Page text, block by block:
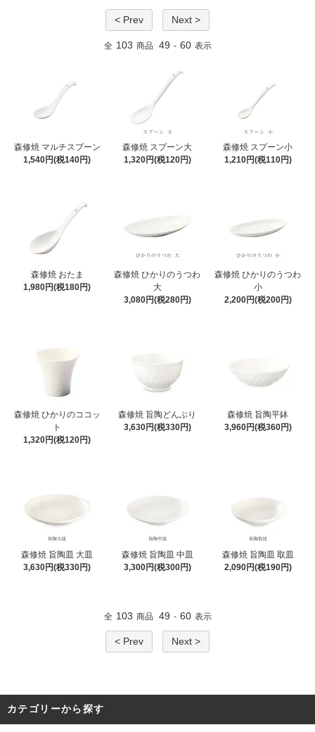
< Prev Next >
全 103 商品 49 - 60 表示
森修焼 マルチスプーン
1,540円(税140円)
森修焼 スプーン大
1,320円(税120円)
森修焼 スプーン小
1,210円(税110円)
森修焼 おたま
1,980円(税180円)
森修焼 ひかりのうつわ
大
3,080円(税280円)
森修焼 ひかりのうつわ
小
2,200円(税200円)
森修焼 ひかりのココッ
ト
1,320円(税120円)
森修焼 旨陶どんぶり
3,630円(税330円)
森修焼 旨陶平鉢
3,960円(税360円)
森修焼 旨陶皿 大皿
3,630円(税330円)
森修焼 旨陶皿 中皿
3,300円(税300円)
森修焼 旨陶皿 取皿
2,090円(税190円)
全 103 商品 49 - 60 表示
< Prev Next >
カテゴリーから探す